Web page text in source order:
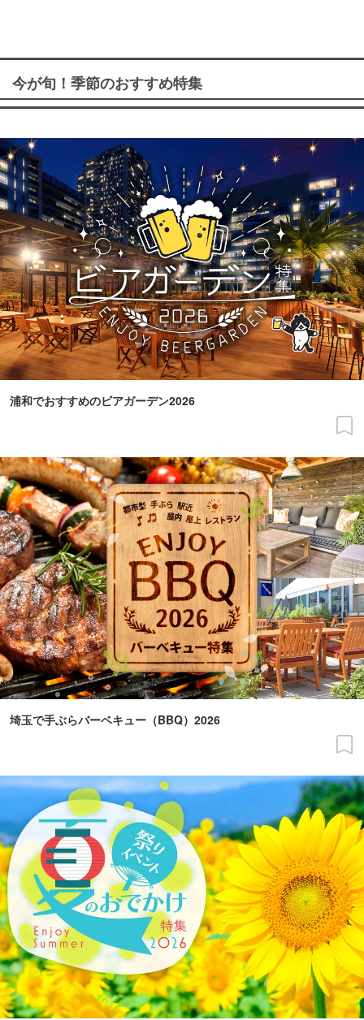
今が旬！季節のおすすめ特集
浦和でおすすめのビアガーデン2026
埼玉で手ぶらバーベキュー（BBQ）2026